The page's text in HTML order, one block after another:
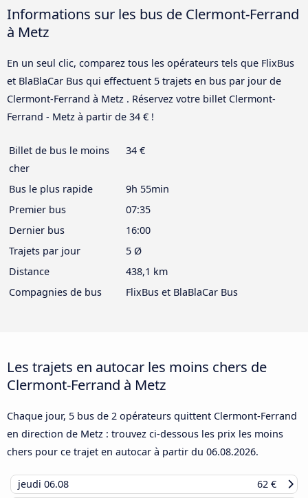
Informations sur les bus de Clermont-Ferrand
à Metz
En un seul clic, comparez tous les opérateurs tels que FlixBus
et BlaBlaCar Bus qui effectuent 5 trajets en bus par jour de
Clermont-Ferrand à Metz . Réservez votre billet Clermont-
Ferrand - Metz à partir de 34 € !
Billet de bus le moins
cher
34 €
Bus le plus rapide
9h 55min
Premier bus
07:35
Dernier bus
16:00
Trajets par jour
5 Ø
Distance
438,1 km
Compagnies de bus
FlixBus et BlaBlaCar Bus
Les trajets en autocar les moins chers de
Clermont-Ferrand à Metz
Chaque jour, 5 bus de 2 opérateurs quittent Clermont-Ferrand
en direction de Metz : trouvez ci-dessous les prix les moins
chers pour ce trajet en autocar à partir du 06.08.2026.
jeudi 06.08
62 €